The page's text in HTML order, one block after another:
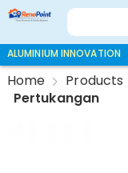
ALUMINIUM INNOVATION
Home Products
Pertukangan